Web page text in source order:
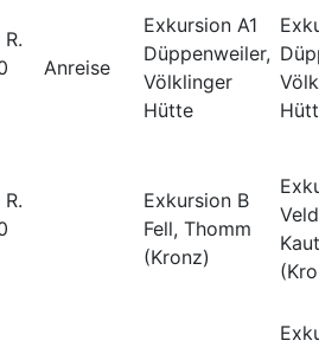
Anreise
Exkursion A1
Düppenweiler,
Völklinger
Hütte
Exkursion B
Fell, Thomm
(Kronz)